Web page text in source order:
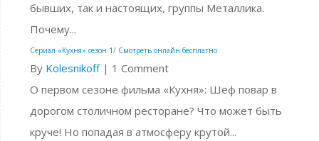
бывших, так и настоящих, группы Металлика.
Почему...
Сериал «Кухня» сезон 1/ Смотреть онлайн бесплатно
By Kolesnikoff| 1 Comment
О первом сезоне фильма «Кухня»: Шеф повар в
дорогом столичном ресторане? Что может быть
круче! Но попадая в атмосферу крутой...